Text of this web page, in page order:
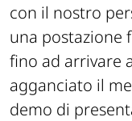
con il nostro
una postazione
fino ad arrivare
agganciato il
demo di